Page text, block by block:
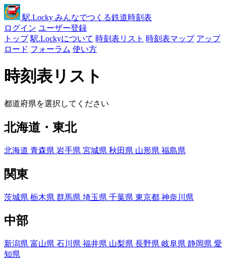
駅.Locky みんなでつくる鉄道時刻表
ログイン ユーザー登録
トップ 駅.Lockyについて 時刻表リスト 時刻表マップ アップ
ロード フォーラム 使い方
時刻表リスト
都道府県を選択してください
北海道・東北
北海道 青森県 岩手県 宮城県 秋田県 山形県 福島県
関東
茨城県 栃木県 群馬県 埼玉県 千葉県 東京都 神奈川県
中部
新潟県 富山県 石川県 福井県 山梨県 長野県 岐阜県 静岡県 愛
知県